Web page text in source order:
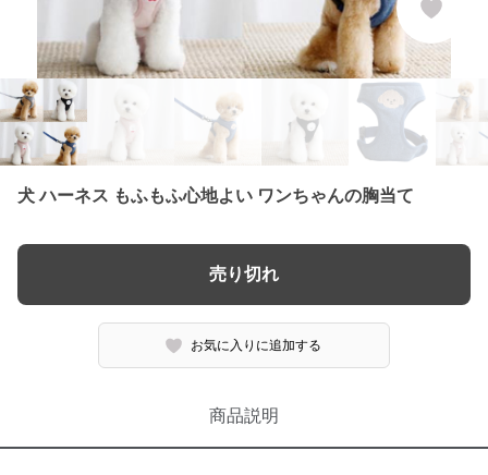
犬 ハーネス もふもふ心地よい ワンちゃんの胸当て
売り切れ
お気に入りに追加する
商品説明